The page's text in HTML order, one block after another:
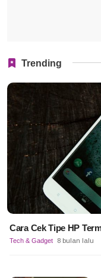
Trending
Cara Cek Tipe HP
Tech & Gadget 8 bulan lalu